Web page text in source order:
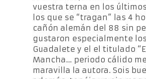
vuestra terna en los
los que se “tragan” las 4
cañón alemán del 88 sin
gustaron especialmente
Guadalete y el el titulado
Mancha… periodo cálido
maravilla la autora. Sois